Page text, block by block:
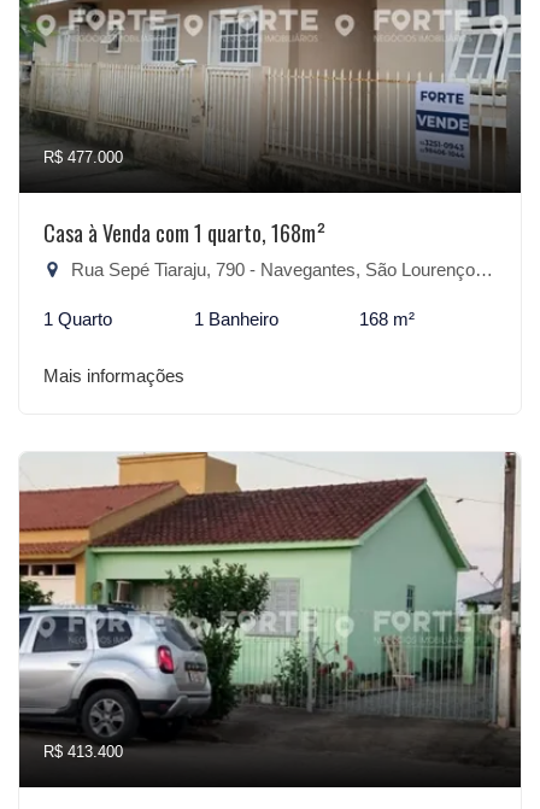
R$ 477.000
Casa à Venda com 1 quarto, 168m²
Rua Sepé Tiaraju, 790 - Navegantes, São Lourenço do Sul-RS
1 Quarto 1 Banheiro 168 m²
Mais informações
R$ 413.400